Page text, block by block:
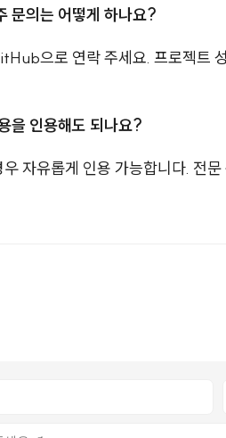
문의는 어떻게 하나요?
으로 연락 주세요. 프로젝트
을 인용해도 되나요?
자유롭게 인용 가능합니다. 전